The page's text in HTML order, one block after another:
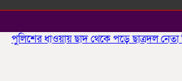
পুলিশের ধাওয়ায় ছাদ থেকে পড়ে ছাত্রদল নেতা